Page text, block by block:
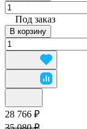
Под заказ
В корзину
28 766 ₽